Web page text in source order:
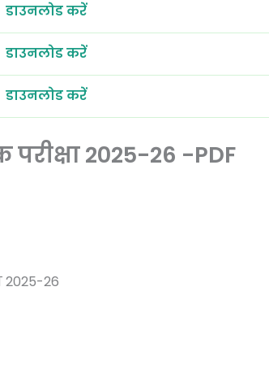
डाउनलोड करें
डाउनलोड करें
डाउनलोड करें
परीक्षा 2025-26 -PDF
2025-26